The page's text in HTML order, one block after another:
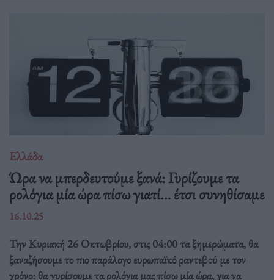
Ελλάδα
Ώρα να μπερδευτούμε ξανά: Γυρίζουμε τα
ρολόγια μία ώρα πίσω γιατί… έτσι συνηθίσαμε
16.10.25
Την Κυριακή 26 Οκτωβρίου, στις 04:00 τα ξημερώματα, θα
ξαναζήσουμε το πιο παράλογο ευρωπαϊκό ραντεβού με τον
χρόνο: θα γυρίσουμε τα ρολόγια μας πίσω μία ώρα, για να